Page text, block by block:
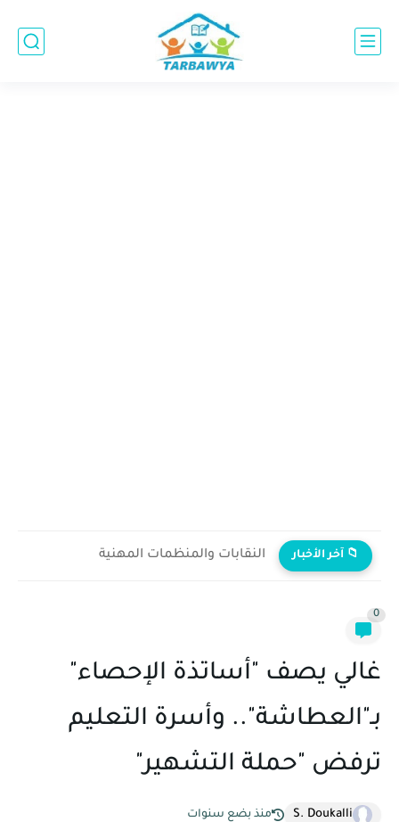
📁 آخر الأخبار النقابات والمنظمات المهنية
0
غالي يصف "أساتذة الإحصاء"
بـ"العطاشة".. وأسرة التعليم
ترفض "حملة التشهير"
S. Doukalli منذ بضع سنوات